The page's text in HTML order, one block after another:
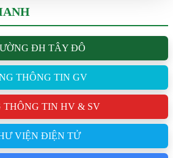
ĐH TÂY ĐÔ
THÔNG TIN GV
THÔNG TIN HV & SV
VIỆN ĐIỆN TỬ